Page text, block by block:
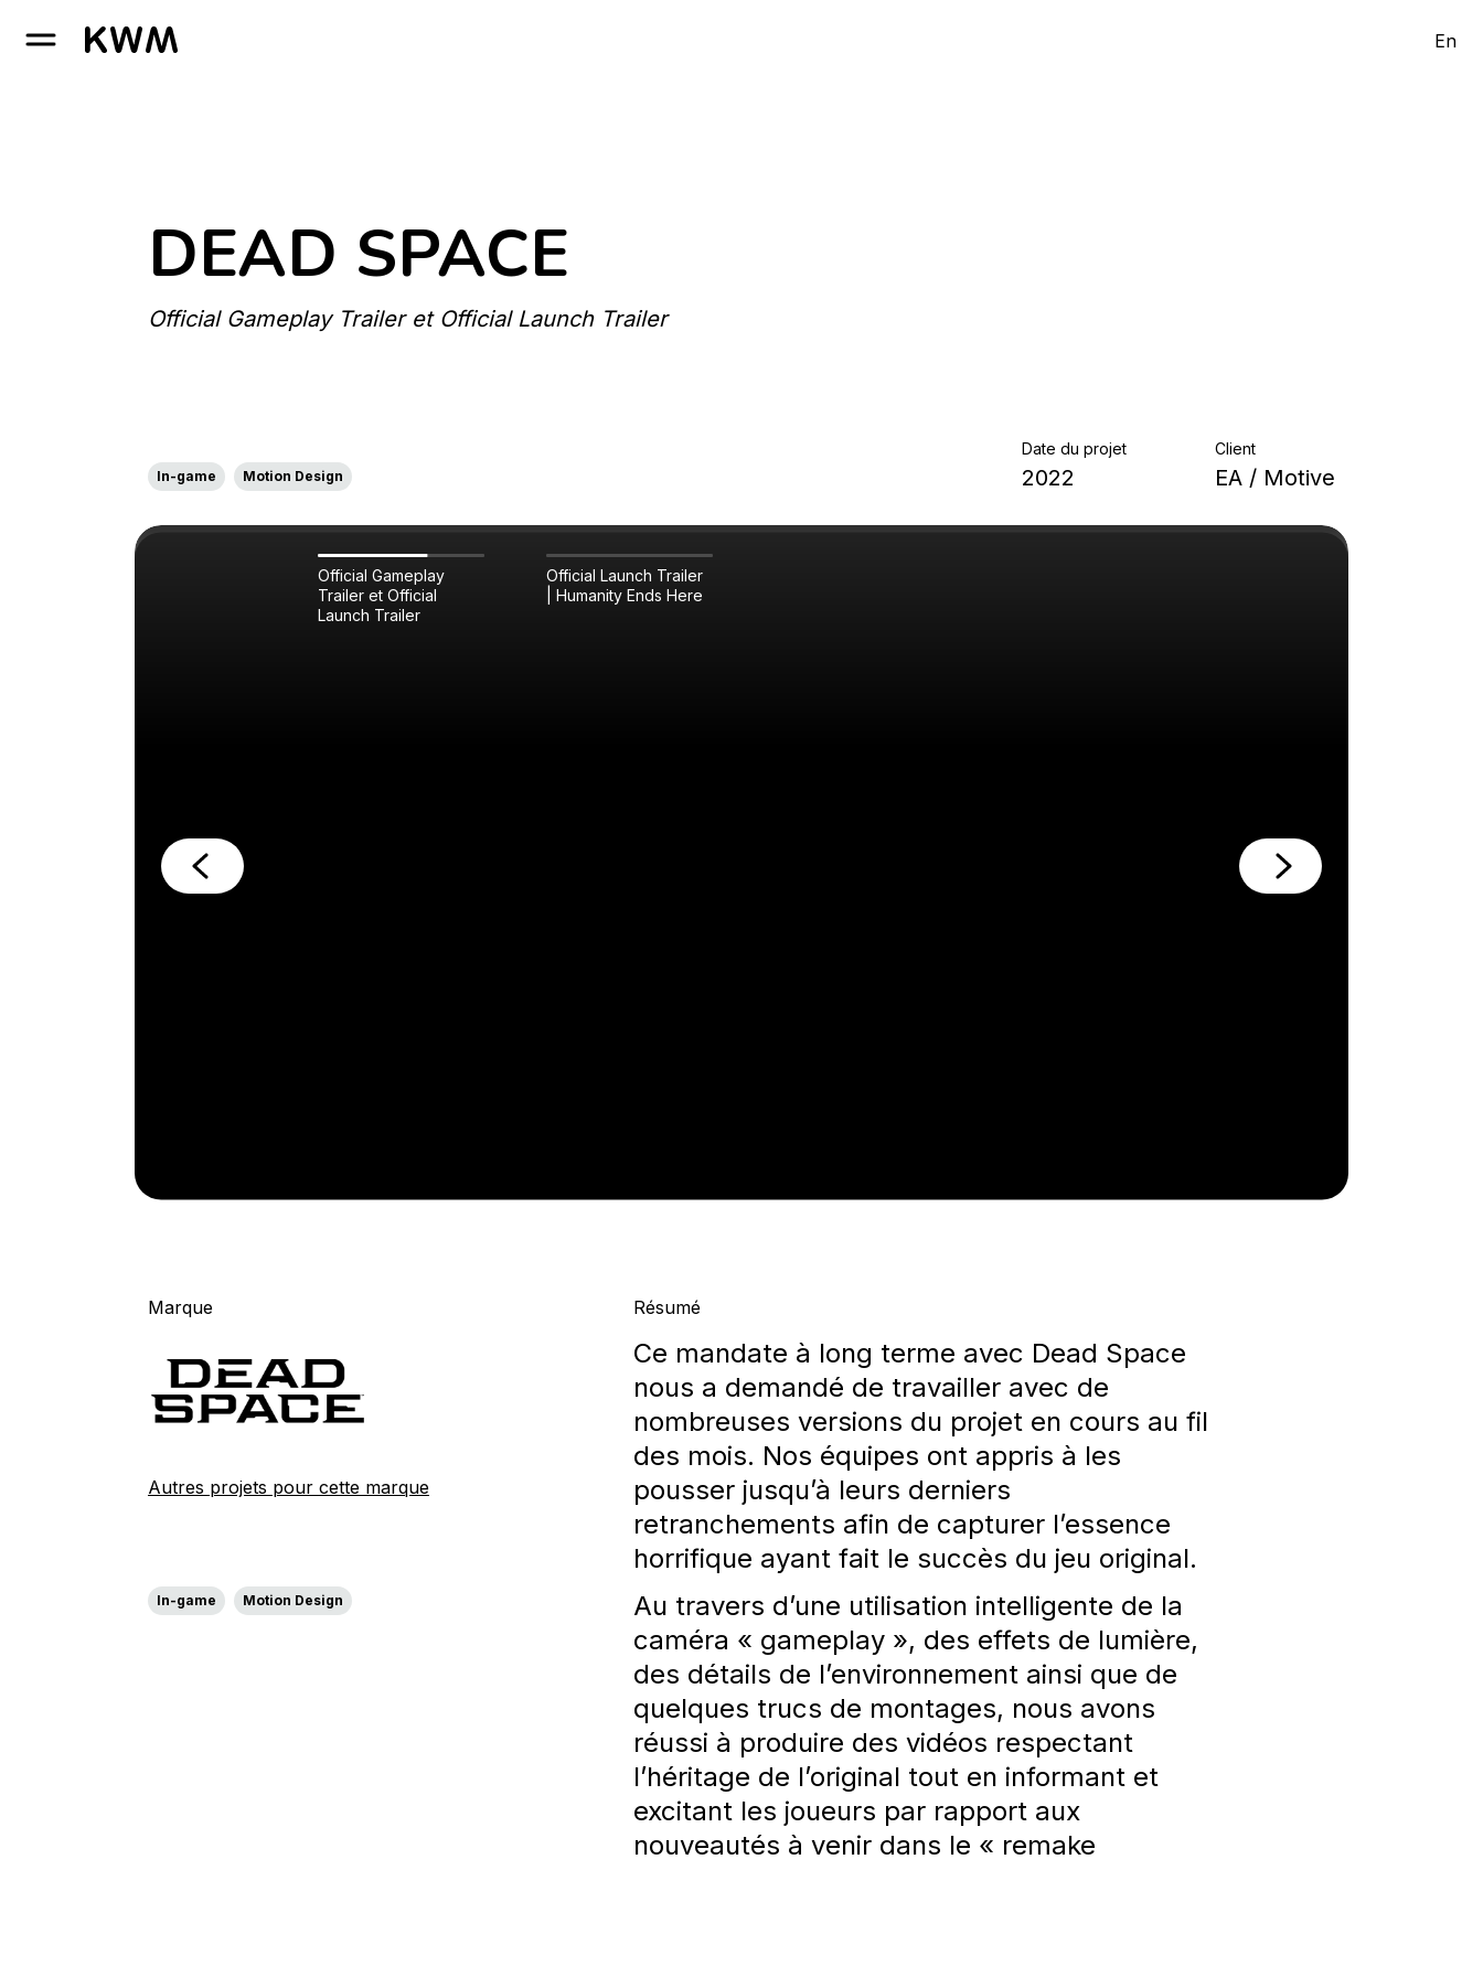
GO TO HOMEPAGE En
DEAD SPACE
Official Gameplay Trailer et Official Launch Trailer
In-game Motion Design
Date du projet
2022
Client
EA / Motive
Official Gameplay
Trailer et Official
Launch Trailer
Official Launch Trailer
| Humanity Ends Here
Marque
Autres projets pour cette marque
In-game Motion Design
Résumé
Ce mandate à long terme avec Dead Space
nous a demandé de travailler avec de
nombreuses versions du projet en cours au fil
des mois. Nos équipes ont appris à les
pousser jusqu’à leurs derniers
retranchements afin de capturer l’essence
horrifique ayant fait le succès du jeu original.
Au travers d’une utilisation intelligente de la
caméra « gameplay », des effets de lumière,
des détails de l’environnement ainsi que de
quelques trucs de montages, nous avons
réussi à produire des vidéos respectant
l’héritage de l’original tout en informant et
excitant les joueurs par rapport aux
nouveautés à venir dans le « remake